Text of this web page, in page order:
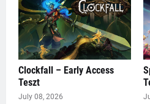
Clockfall – Early Access
Teszt
July 08, 2026